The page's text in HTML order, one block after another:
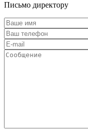
Письмо директору